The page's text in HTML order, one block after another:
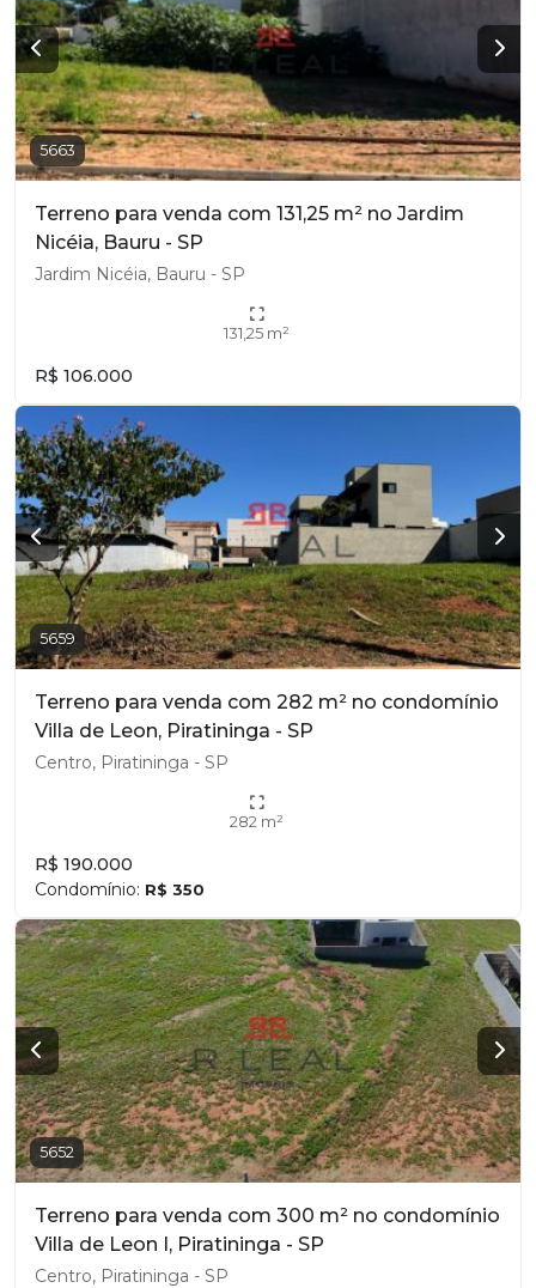
5663
Terreno para venda com 131,25 m² no Jardim
Nicéia, Bauru - SP
Jardim Nicéia, Bauru - SP
131,25 m²
R$ 106.000
5659
Terreno para venda com 282 m² no condomínio
Villa de Leon, Piratininga - SP
Centro, Piratininga - SP
282 m²
R$ 190.000
Condomínio: R$ 350
5652
Terreno para venda com 300 m² no condomínio
Villa de Leon I, Piratininga - SP
Centro, Piratininga - SP